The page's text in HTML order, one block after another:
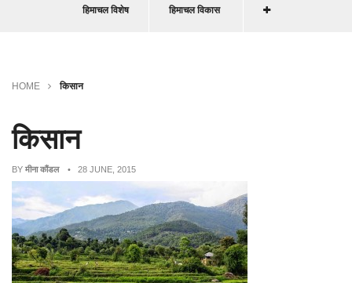
हिमाचल विशेष हिमाचल विकास
HOME किसान
किसान
BY मीना कौंडल • 28 JUNE, 2015